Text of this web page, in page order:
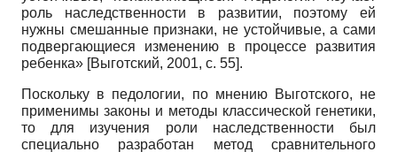
роль наследственности в развитии, поэтому ей
нужны смешанные признаки, не устойчивые, а сами
подвергающиеся изменению в процессе развития
ребенка» [Выготский, 2001, с. 55].
Поскольку в педологии, по мнению Выготского, не
применимы законы и методы классической генетики,
то для изучения роли наследственности был
специально разработан метод сравнительного